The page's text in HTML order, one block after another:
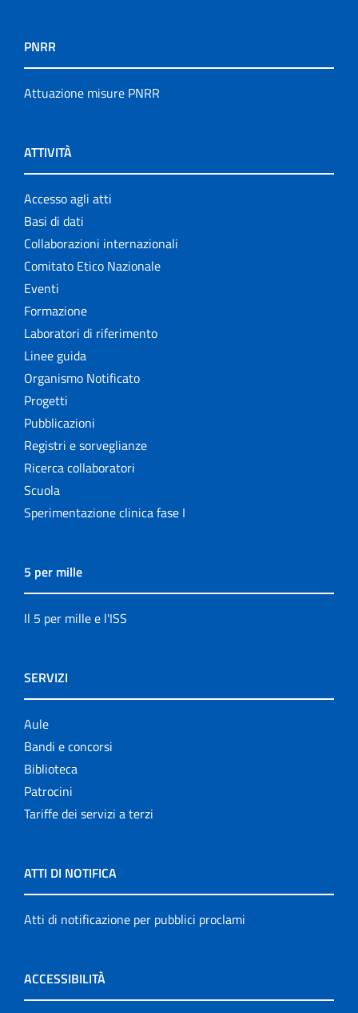
PNRR
Attuazione misure PNRR
ATTIVITÀ
Accesso agli atti
Basi di dati
Collaborazioni internazionali
Comitato Etico Nazionale
Eventi
Formazione
Laboratori di riferimento
Linee guida
Organismo Notificato
Progetti
Pubblicazioni
Registri e sorveglianze
Ricerca collaboratori
Scuola
Sperimentazione clinica fase I
5 per mille
Il 5 per mille e l'ISS
SERVIZI
Aule
Bandi e concorsi
Biblioteca
Patrocini
Tariffe dei servizi a terzi
ATTI DI NOTIFICA
Atti di notificazione per pubblici proclami
ACCESSIBILITÀ